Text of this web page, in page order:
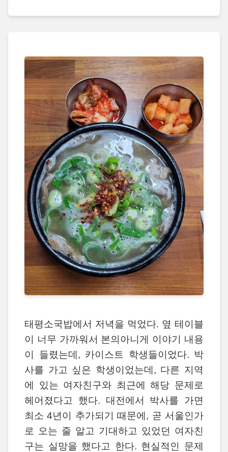
태평소국밥에서 저녁을 먹었다. 옆 테이블
이 너무 가까워서 본의아니게 이야기 내용
이 들렸는데, 카이스트 학생들이었다. 박
사를 가고 싶은 학생이었는데, 다른 지역
에 있는 여자친구와 최근에 해당 문제로
헤어졌다고 했다. 대전에서 박사를 가면
최소 4년이 추가되기 때문에, 곧 서울인가
로 오는 줄 알고 기대하고 있었던 여자친
구는 실망을 했다고 한다. 현실적인 문제